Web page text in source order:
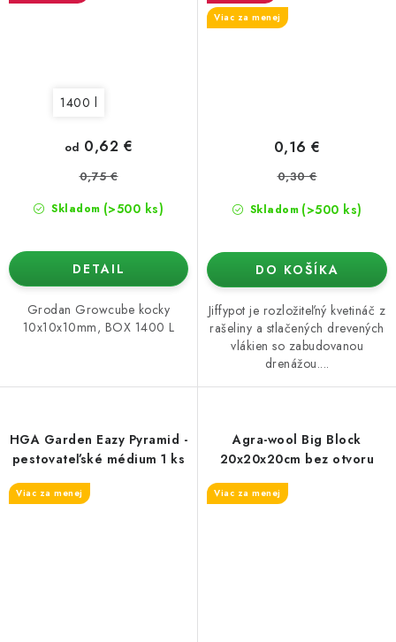
1400 l
Skladom (>500 ks)
od 0,62 €
0,75 €
DETAIL
Grodan Growcube kocky
10x10x10mm, BOX 1400 L
Viac za menej
Skladom (>500 ks)
0,16 €
0,30 €
DO KOŠÍKA
Jiffypot je rozložiteľný kvetináč z
rašeliny a stlačených drevených
vlákien so zabudovanou
drenážou....
HGA Garden Eazy Pyramid -
pestovateľské médium 1 ks
Viac za menej
Agra-wool Big Block
20x20x20cm bez otvoru
Viac za menej